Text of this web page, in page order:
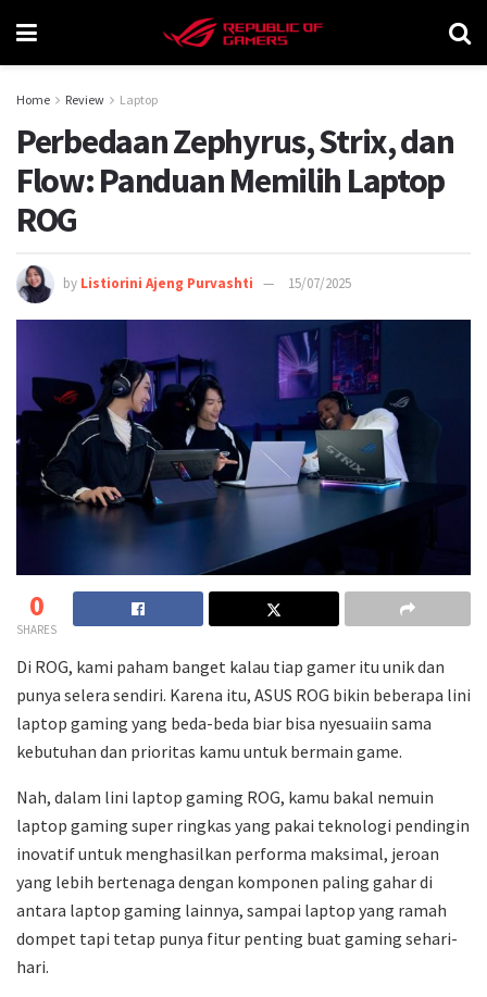
Home Review Laptop
Perbedaan Zephyrus, Strix, dan
Flow: Panduan Memilih Laptop
ROG
by Listiorini Ajeng Purvashti 15/07/2025
0
SHARES
Di ROG, kami paham banget kalau tiap gamer itu unik dan
punya selera sendiri. Karena itu, ASUS ROG bikin beberapa lini
laptop gaming yang beda-beda biar bisa nyesuaiin sama
kebutuhan dan prioritas kamu untuk bermain game.
Nah, dalam lini laptop gaming ROG, kamu bakal nemuin
laptop gaming super ringkas yang pakai teknologi pendingin
inovatif untuk menghasilkan performa maksimal, jeroan
yang lebih bertenaga dengan komponen paling gahar di
antara laptop gaming lainnya, sampai laptop yang ramah
dompet tapi tetap punya fitur penting buat gaming sehari-
hari.